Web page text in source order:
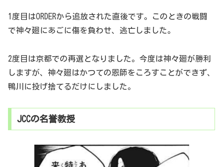
1度目はORDERから追放された直後です。このときの戦闘
で神々廻にあごに傷を負わせ、逃亡しました。
2度目は京都での再選となりました。今度は神々廻が勝利
しますが、神々廻はかつての恩師をころすことができず、
鴨川に投げ捨てるだけにしました。
JCCの名誉教授